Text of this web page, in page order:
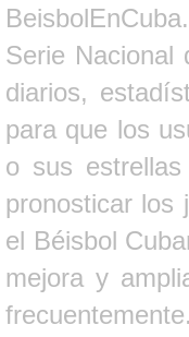
Serie Nacional
diarios,
para que los
o sus
pronosticar los
el Béisbol
mejora y
frecuentemente.